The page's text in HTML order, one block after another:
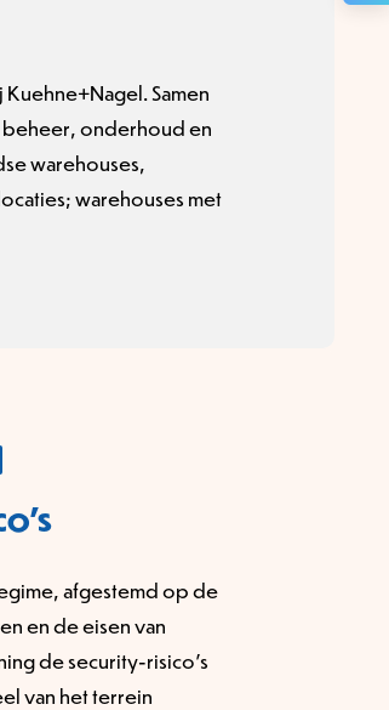
Samen
onderhoud en
warehouses,
warehouses met
afgestemd op de
en de eisen van
de security-risico’s
van het terrein